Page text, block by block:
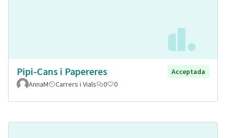
Pipi-Cans i Papereres
Acceptada
AnnaM
Carrers i Vials 0 0